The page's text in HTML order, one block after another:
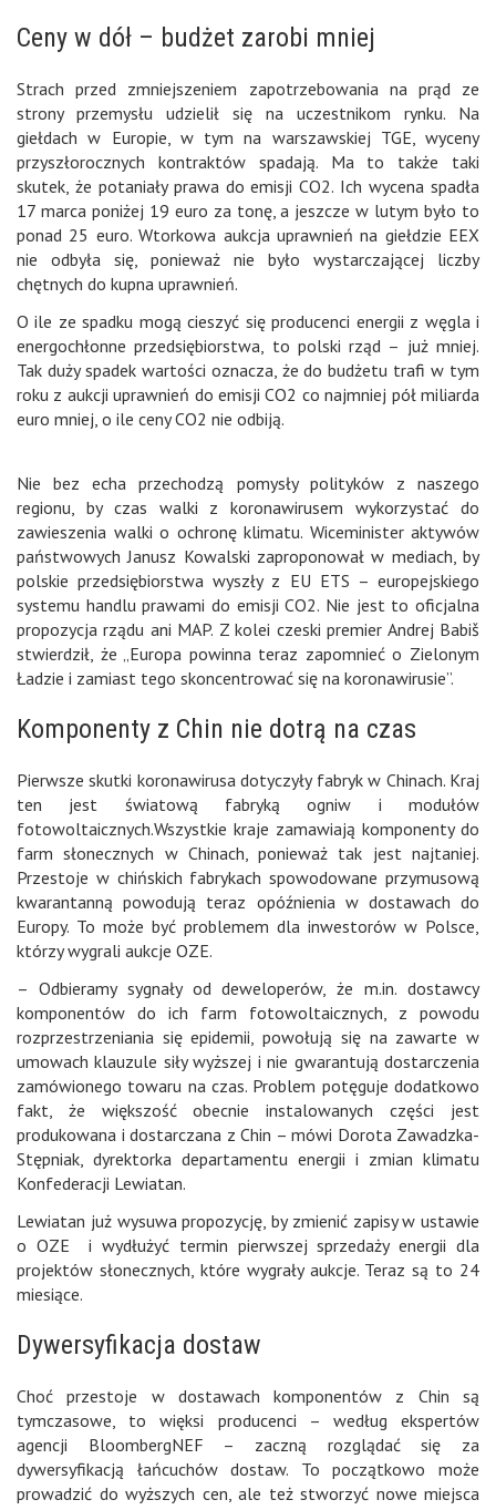
Ceny w dół – budżet zarobi mniej
Strach przed zmniejszeniem zapotrzebowania na prąd ze
strony przemysłu udzielił się na uczestnikom rynku. Na
giełdach w Europie, w tym na warszawskiej TGE, wyceny
przyszłorocznych kontraktów spadają. Ma to także taki
skutek, że potaniały prawa do emisji CO2. Ich wycena spadła
17 marca poniżej 19 euro za tonę, a jeszcze w lutym było to
ponad 25 euro. Wtorkowa aukcja uprawnień na giełdzie EEX
nie odbyła się, ponieważ nie było wystarczającej liczby
chętnych do kupna uprawnień.
O ile ze spadku mogą cieszyć się producenci energii z węgla i
energochłonne przedsiębiorstwa, to polski rząd – już mniej.
Tak duży spadek wartości oznacza, że do budżetu trafi w tym
roku z aukcji uprawnień do emisji CO2 co najmniej pół miliarda
euro mniej, o ile ceny CO2 nie odbiją.
Nie bez echa przechodzą pomysły polityków z naszego
regionu, by czas walki z koronawirusem wykorzystać do
zawieszenia walki o ochronę klimatu. Wiceminister aktywów
państwowych Janusz Kowalski zaproponował w mediach, by
polskie przedsiębiorstwa wyszły z EU ETS – europejskiego
systemu handlu prawami do emisji CO2. Nie jest to oficjalna
propozycja rządu ani MAP. Z kolei czeski premier Andrej Babiš
stwierdził, że „Europa powinna teraz zapomnieć o Zielonym
Ładzie i zamiast tego skoncentrować się na koronawirusie”.
Komponenty z Chin nie dotrą na czas
Pierwsze skutki koronawirusa dotyczyły fabryk w Chinach. Kraj
ten jest światową fabryką ogniw i modułów
fotowoltaicznych.Wszystkie kraje zamawiają komponenty do
farm słonecznych w Chinach, ponieważ tak jest najtaniej.
Przestoje w chińskich fabrykach spowodowane przymusową
kwarantanną powodują teraz opóźnienia w dostawach do
Europy. To może być problemem dla inwestorów w Polsce,
którzy wygrali aukcje OZE.
– Odbieramy sygnały od deweloperów, że m.in. dostawcy
komponentów do ich farm fotowoltaicznych, z powodu
rozprzestrzeniania się epidemii, powołują się na zawarte w
umowach klauzule siły wyższej i nie gwarantują dostarczenia
zamówionego towaru na czas. Problem potęguje dodatkowo
fakt, że większość obecnie instalowanych części jest
produkowana i dostarczana z Chin – mówi Dorota Zawadzka-
Stępniak, dyrektorka departamentu energii i zmian klimatu
Konfederacji Lewiatan.
Lewiatan już wysuwa propozycję, by zmienić zapisy w ustawie
o OZE i wydłużyć termin pierwszej sprzedaży energii dla
projektów słonecznych, które wygrały aukcje. Teraz są to 24
miesiące.
Dywersyfikacja dostaw
Choć przestoje w dostawach komponentów z Chin są
tymczasowe, to więksi producenci – według ekspertów
agencji BloombergNEF – zaczną rozglądać się za
dywersyfikacją łańcuchów dostaw. To początkowo może
prowadzić do wyższych cen, ale też stworzyć nowe miejsca